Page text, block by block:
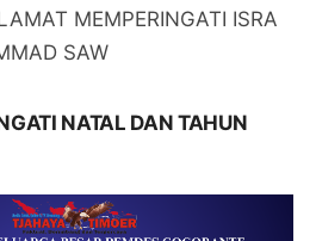
MEMPERINGATI ISRA
SAW
NATAL DAN TAHUN